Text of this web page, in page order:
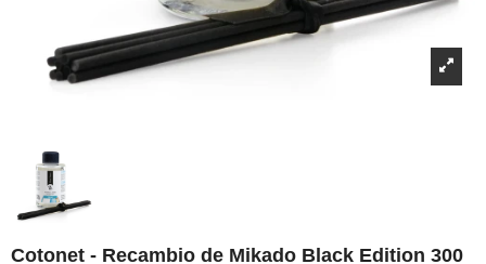
Cotonet - Recambio de Mikado Black Edition 300